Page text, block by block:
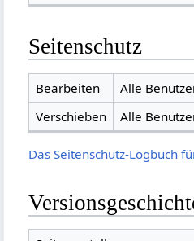
Seitenschutz
Bearbeiten
Alle
Verschieben
Alle
Das Seitenschutz-Logbuch